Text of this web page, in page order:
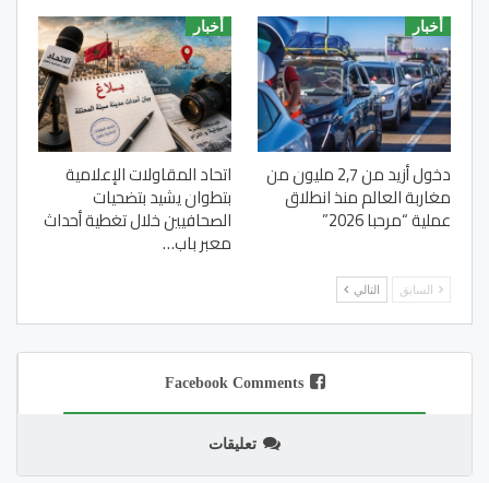
أخبار
دخول أزيد من 2,7 مليون من
مغاربة العالم منذ انطلاق
عملية “مرحبا 2026”
أخبار
اتحاد المقاولات الإعلامية
بتطوان يشيد بتضحيات
الصحافيين خلال تغطية أحداث
معبر باب…
السابق التالي
Facebook Comments
تعليقات